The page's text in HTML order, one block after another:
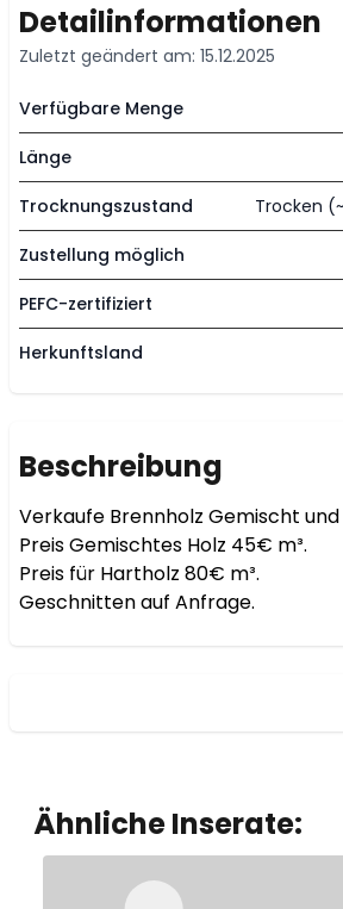
Detailinformationen
Zuletzt geändert am: 15.12.2025
Verfügbare Menge
Länge
Trocknungszustand Trocken
Zustellung möglich
PEFC-zertifiziert
Herkunftsland
Beschreibung
Verkaufe Brennholz Gemischt
Preis Gemischtes Holz 45€ m³.
Preis für Hartholz 80€ m³.
Geschnitten auf Anfrage.
Ähnliche Inserate: